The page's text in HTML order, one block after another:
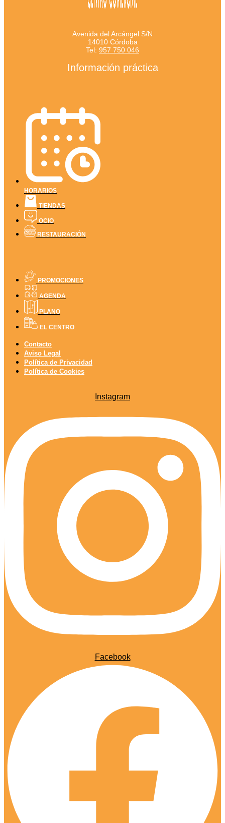
Avenida del Arcángel S/N
14010 Córdoba
Tel: 957 750 046
Información práctica
HORARIOS
TIENDAS
OCIO
RESTAURACIÓN
PROMOCIONES
AGENDA
PLANO
EL CENTRO
Contacto
Aviso Legal
Política de Privacidad
Política de Cookies
Instagram
Facebook